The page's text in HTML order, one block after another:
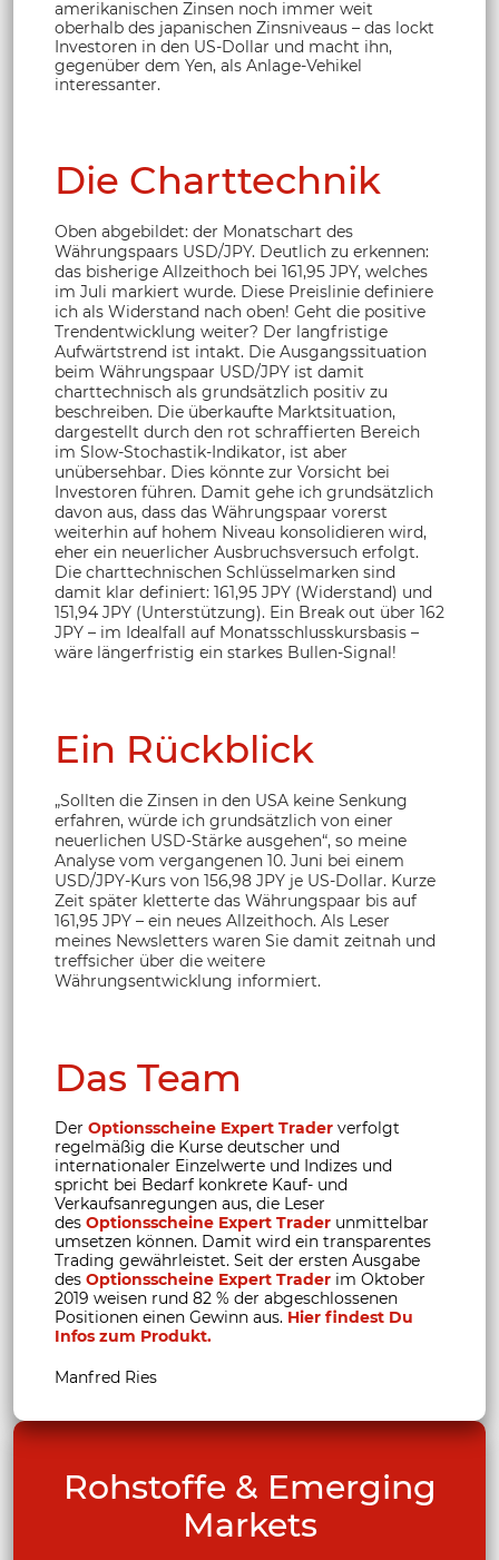
amerikanischen Zinsen noch immer weit
oberhalb des japanischen Zinsniveaus – das lockt
Investoren in den US-Dollar und macht ihn,
gegenüber dem Yen, als Anlage-Vehikel
interessanter.
Die Charttechnik
Oben abgebildet: der Monatschart des
Währungspaars USD/JPY. Deutlich zu erkennen:
das bisherige Allzeithoch bei 161,95 JPY, welches
im Juli markiert wurde. Diese Preislinie definiere
ich als Widerstand nach oben! Geht die positive
Trendentwicklung weiter? Der langfristige
Aufwärtstrend ist intakt. Die Ausgangssituation
beim Währungspaar USD/JPY ist damit
charttechnisch als grundsätzlich positiv zu
beschreiben. Die überkaufte Marktsituation,
dargestellt durch den rot schraffierten Bereich
im Slow-Stochastik-Indikator, ist aber
unübersehbar. Dies könnte zur Vorsicht bei
Investoren führen. Damit gehe ich grundsätzlich
davon aus, dass das Währungspaar vorerst
weiterhin auf hohem Niveau konsolidieren wird,
eher ein neuerlicher Ausbruchsversuch erfolgt.
Die charttechnischen Schlüsselmarken sind
damit klar definiert: 161,95 JPY (Widerstand) und
151,94 JPY (Unterstützung). Ein Break out über 162
JPY – im Idealfall auf Monatsschlusskursbasis –
wäre längerfristig ein starkes Bullen-Signal!
Ein Rückblick
„Sollten die Zinsen in den USA keine Senkung
erfahren, würde ich grundsätzlich von einer
neuerlichen USD-Stärke ausgehen“, so meine
Analyse vom vergangenen 10. Juni bei einem
USD/JPY-Kurs von 156,98 JPY je US-Dollar. Kurze
Zeit später kletterte das Währungspaar bis auf
161,95 JPY – ein neues Allzeithoch. Als Leser
meines Newsletters waren Sie damit zeitnah und
treffsicher über die weitere
Währungsentwicklung informiert.
Das Team
Der Optionsscheine Expert Trader verfolgt
regelmäßig die Kurse deutscher und
internationaler Einzelwerte und Indizes und
spricht bei Bedarf konkrete Kauf- und
Verkaufsanregungen aus, die Leser
des Optionsscheine Expert Trader unmittelbar
umsetzen können. Damit wird ein transparentes
Trading gewährleistet. Seit der ersten Ausgabe
des Optionsscheine Expert Trader im Oktober
2019 weisen rund 82 % der abgeschlossenen
Positionen einen Gewinn aus. Hier findest Du
Infos zum Produkt.
Manfred Ries
Rohstoffe & Emerging
Markets